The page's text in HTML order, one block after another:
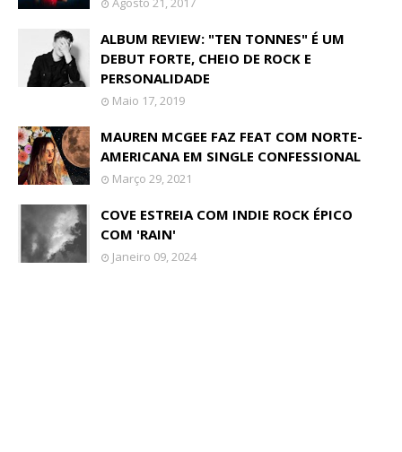
ALBUM REVIEW: "TEN TONNES" É UM
DEBUT FORTE, CHEIO DE ROCK E
PERSONALIDADE
Maio 17, 2019
MAUREN MCGEE FAZ FEAT COM NORTE-
AMERICANA EM SINGLE CONFESSIONAL
Março 29, 2021
COVE ESTREIA COM INDIE ROCK ÉPICO
COM 'RAIN'
Janeiro 09, 2024